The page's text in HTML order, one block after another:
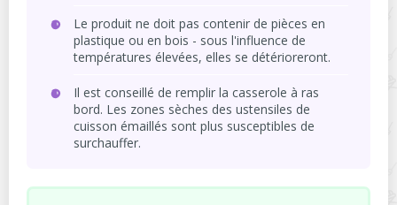
Le produit ne doit pas contenir de pièces en
plastique ou en bois - sous l'influence de
températures élevées, elles se détérioreront.
Il est conseillé de remplir la casserole à ras
bord. Les zones sèches des ustensiles de
cuisson émaillés sont plus susceptibles de
surchauffer.